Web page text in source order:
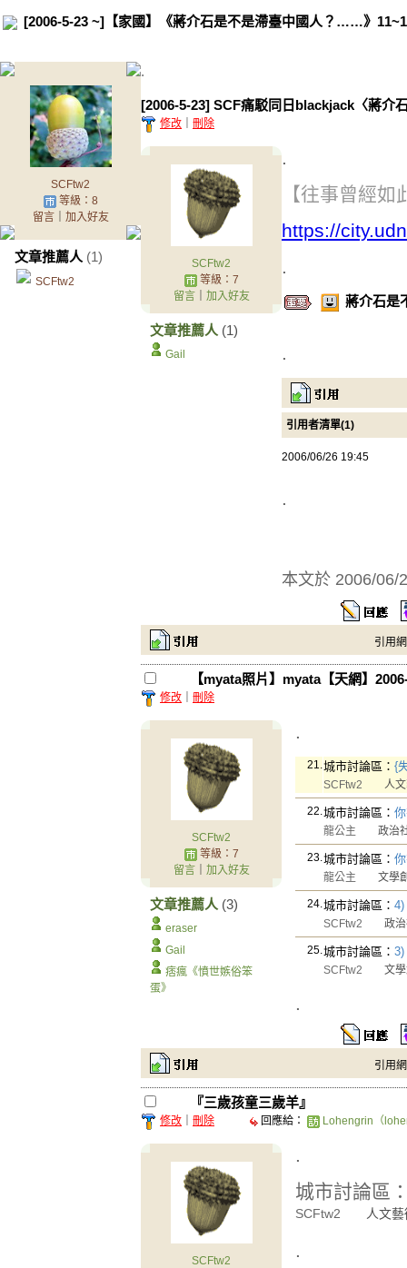
[2006-5-23 ~]【家國】《蔣介石是不是滯臺中國人？……》
SCFtw2
等級：8
留言｜ 加入好友
文章推薦人 (1)
SCFtw2
.
[2006-5-23] SCF痛駁同日blackjack〈蔣介
修改 刪除
SCFtw2
等級：7
留言｜ 加入好友
文章推薦人 (1)
Gail
.
【往事曾經如
https://
.
蔣介石是
.
引用者清單(1)
2006/06/26 19:45
.
本文於 2006/06/
引用
【myata照片】myata【天網】
修改 刪除
SCFtw2
等級：7
留言｜ 加入好友
文章推薦人 (3)
eraser
Gail
痞瘋《憤世嫉俗笨
蛋》
.
21.城市討論區： {
SCFtw2 人文
22.城市討論區：
龍公主 政治
23.城市討論區：
龍公主 文學
24.城市討論區： 4)
SCFtw2 政治
25.城市討論區： 3)
SCFtw2 文學
.
引用
『三歲孩童三歲羊』
修改 刪除 回應給： Lohengrin（
SCFtw2
.
城市討論區
SCFtw2 人文
.